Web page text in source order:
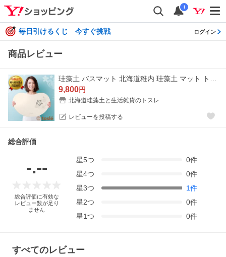
i
毎日引けるくじ 今すぐ挑戦 ログイン
商品レビュー
9,800円
北海道珪藻土と生活雑貨のトスレ
レビューを投稿する
総合評価
-.--
総合評価に有効な
レビュー数が足り
ません
星5つ 0件
星4つ 0件
星3つ 1件
星2つ 0件
星1つ 0件
すべてのレビュー